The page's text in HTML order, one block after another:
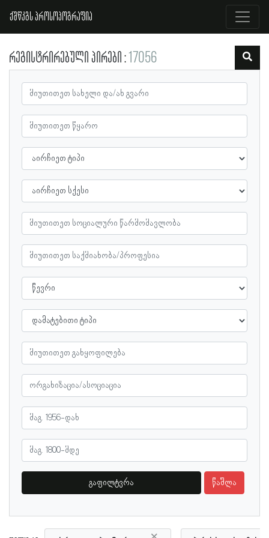
ქშწკგს პროსოპოგრაფია
რეგისტრირებული პირები 17056
გაფილტვრა წაშლა